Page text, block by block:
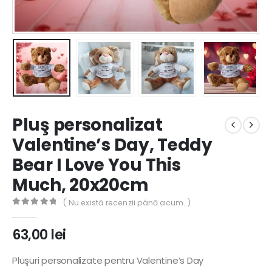
Pluş personalizat
Valentine’s Day, Teddy
Bear I Love You This
Much, 20x20cm
( Nu există recenzii până acum. )
63,00 lei
Pluşuri personalizate pentru Valentine’s Day